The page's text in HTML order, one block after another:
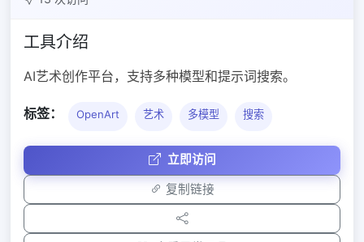
工具介绍
AI艺术创作平台，支持多种模型和提示词搜索。
标签： OpenArt 艺术 多模型 搜索
立即访问
复制链接